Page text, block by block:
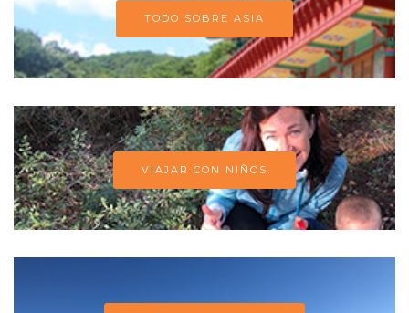
TODO SOBRE ASIA
VIAJAR CON NIÑOS